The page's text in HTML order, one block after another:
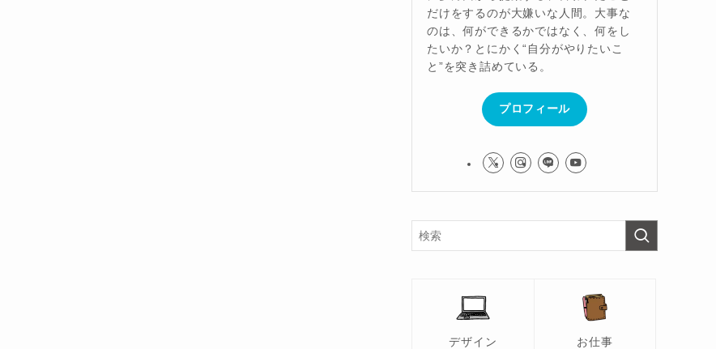
だけをするのが大嫌いな人間。大事な
のは、何ができるかではなく、何をし
たいか？とにかく“自分がやりたいこ
と”を突き詰めている。
プロフィール
デザイン お仕事